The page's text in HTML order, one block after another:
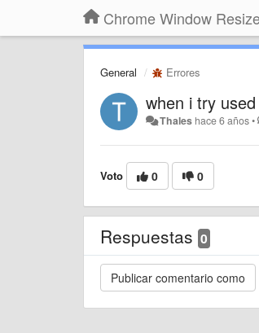
Chrome Window
General Errores
when i try
Thales hace 6 años•
Voto 0 0
Respuestas 0